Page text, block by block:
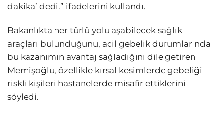
dakika’ dedi.” ifadelerini kullandı.
Bakanlıkta her türlü yolu aşabilecek sağlık
araçları bulunduğunu, acil gebelik durumlarında
bu kazanımın avantaj sağladığını dile getiren
Memişoğlu, özellikle kırsal kesimlerde gebeliği
riskli kişileri hastanelerde misafir ettiklerini
söyledi.